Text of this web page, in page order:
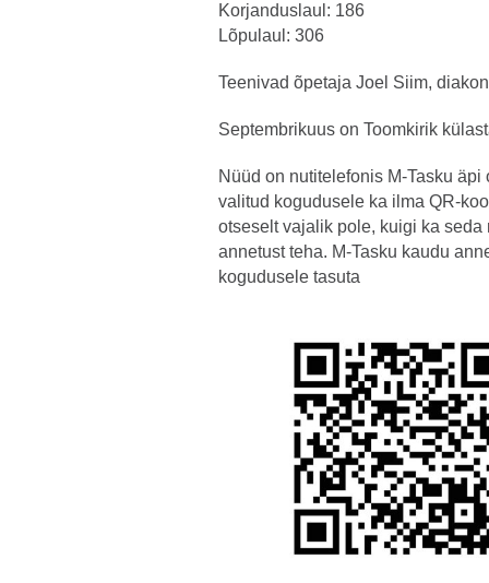
Korjanduslaul: 186
Lõpulaul: 306
Teenivad õpetaja Joel Siim,
Septembrikuus on Toomkirik
Nüüd on nutitelefonis M-Tasku
valitud kogudusele ka ilma QR-
otseselt vajalik pole, kuigi ka
annetust teha. M-Tasku kaudu
kogudusele tasuta